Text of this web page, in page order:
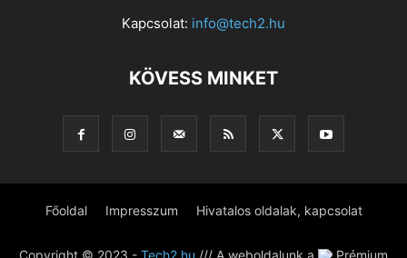
Kapcsolat: info@tech2.hu
KÖVESS MINKET
Főoldal Impresszum Hivatalos oldalak, kapcsolat